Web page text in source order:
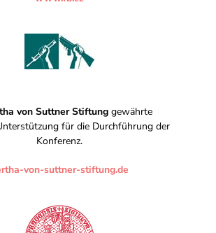
von Suttner Stiftung gewährte
für die Durchführung der
Konferenz.
von-suttner-stiftung.de